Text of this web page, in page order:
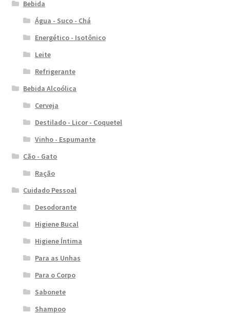
Bebida
Água - Suco - Chá
Energético - Isotônico
Leite
Refrigerante
Bebida Alcoólica
Cerveja
Destilado - Licor - Coquetel
Vinho - Espumante
Cão - Gato
Ração
Cuidado Pessoal
Desodorante
Higiene Bucal
Higiene Íntima
Para as Unhas
Para o Corpo
Sabonete
Shampoo